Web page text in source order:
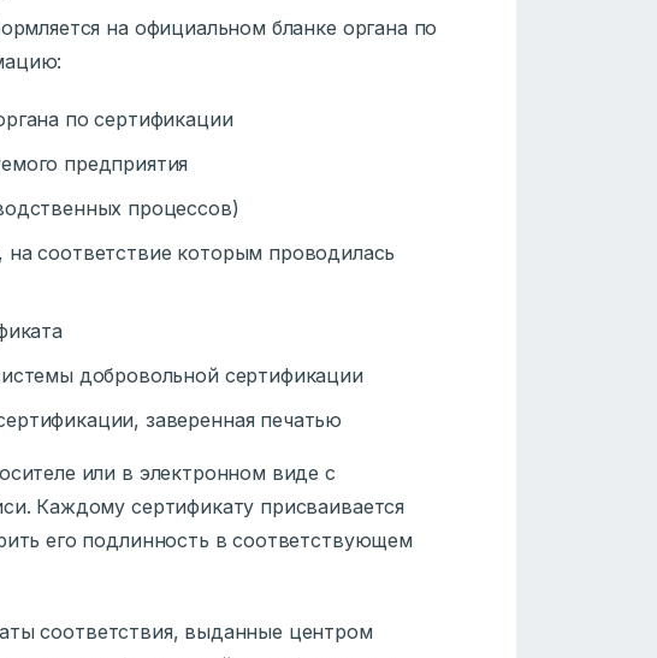
на официальном бланке органа по
по сертификации
предприятия
процессов)
соответствие которым проводилась
добровольной сертификации
заверенная печатью
или в электронном виде с
Каждому сертификату присваивается
его подлинность в соответствующем
соответствия, выданные центром